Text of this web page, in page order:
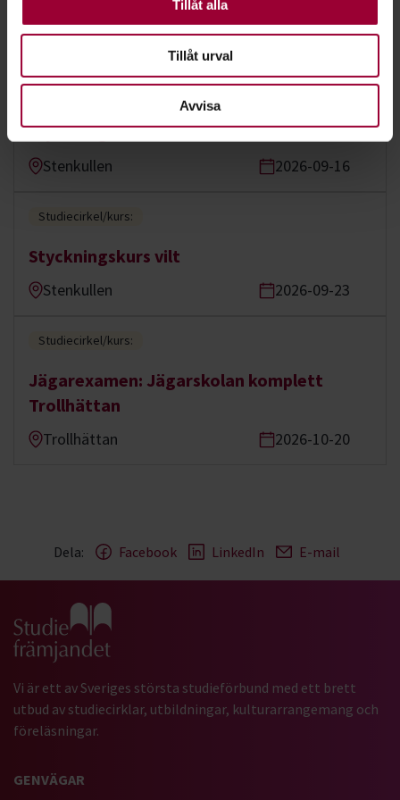
Tillåt alla
Tillåt urval
Avvisa
Styckningskurs vilt
Stenkullen 2026-09-16
Studiecirkel/kurs:
Styckningskurs vilt
Stenkullen 2026-09-23
Studiecirkel/kurs:
Jägarexamen: Jägarskolan komplett
Trollhättan
Trollhättan 2026-10-20
Dela: Facebook LinkedIn E-mail
Gå till studiefrämjandets startsida
Vi är ett av Sveriges största studieförbund med ett brett
utbud av studiecirklar, utbildningar, kulturarrangemang och
föreläsningar.
GENVÄGAR